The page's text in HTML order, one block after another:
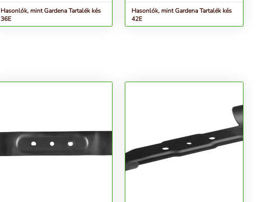
Hasonlók, mint Gardena Tartalék kés
36E
Hasonlók, mint Gardena Tartalék kés
42E